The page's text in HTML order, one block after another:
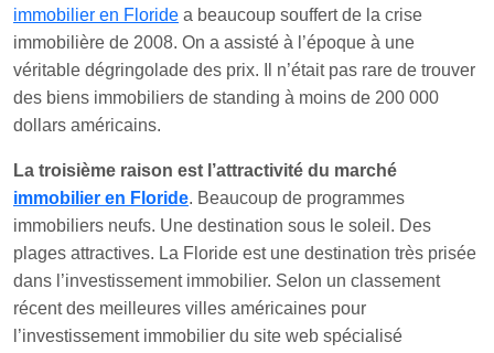
immobilier en Floride a beaucoup souffert de la crise
immobilière de 2008. On a assisté à l’époque à une
véritable dégringolade des prix. Il n’était pas rare de trouver
des biens immobiliers de standing à moins de 200 000
dollars américains.
La troisième raison est l’attractivité du marché
immobilier en Floride. Beaucoup de programmes
immobiliers neufs. Une destination sous le soleil. Des
plages attractives. La Floride est une destination très prisée
dans l’investissement immobilier. Selon un classement
récent des meilleures villes américaines pour
l’investissement immobilier du site web spécialisé